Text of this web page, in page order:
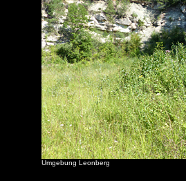
Umgebung Leonberg